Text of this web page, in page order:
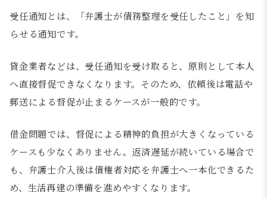
受任通知とは、「弁護士が債務整理を受任したこと」を知
らせる通知です。
貸金業者などは、受任通知を受け取ると、原則として本人
へ直接督促できなくなります。そのため、依頼後は電話や
郵送による督促が止まるケースが一般的です。
借金問題では、督促による精神的負担が大きくなっている
ケースも少なくありません。返済遅延が続いている場合で
も、弁護士介入後は債権者対応を弁護士へ一本化できるた
め、生活再建の準備を進めやすくなります。